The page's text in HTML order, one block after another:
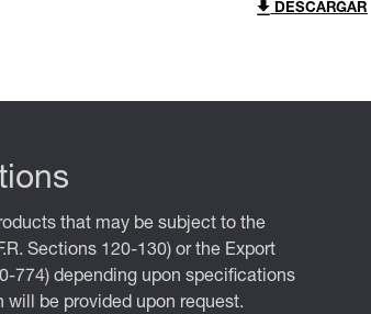
DESCARGAR
that may be subject to the
Sections 120-130) or the Export
774) depending upon specifications
be provided upon request.